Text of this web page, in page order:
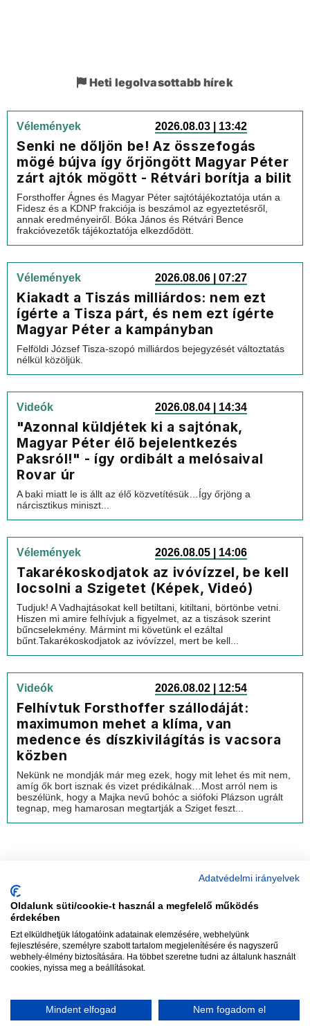
Heti legolvasottabb hírek
Vélemények 2026.08.03 | 13:42
Senki ne dőljön be! Az összefogás
mögé bújva így őrjöngött Magyar Péter
zárt ajtók mögött - Rétvári borítja a bilit
Forsthoffer Ágnes és Magyar Péter sajtótájékoztatója után a
Fidesz és a KDNP frakciója is beszámol az egyeztetésről,
annak eredményeiről. Bóka János és Rétvári Bence
frakcióvezetők tájékoztatója elkezdődött.
Vélemények 2026.08.06 | 07:27
Kiakadt a Tiszás milliárdos: nem ezt
ígérte a Tisza párt, és nem ezt ígérte
Magyar Péter a kampányban
Felföldi József Tisza-szopó milliárdos bejegyzését változtatás
nélkül közöljük.
Videók 2026.08.04 | 14:34
"Azonnal küldjétek ki a sajtónak,
Magyar Péter élő bejelentkezés
Paksról!" - így ordibált a melósaival
Rovar úr
A baki miatt le is állt az élő közvetítésük…Így őrjöng a
nárcisztikus miniszt...
Vélemények 2026.08.05 | 14:06
Takarékoskodjatok az ivóvízzel, be kell
locsolni a Szigetet (Képek, Videó)
Tudjuk! A Vadhajtásokat kell betiltani, kitiltani, börtönbe vetni.
Hiszen mi amire felhívjuk a figyelmet, az a tiszások szerint
bűncselekmény. Mármint mi követünk el ezáltal
bűnt.Takarékoskodjatok az ivóvízzel, mert be kell...
Videók 2026.08.02 | 12:54
Felhívtuk Forsthoffer szállodáját:
maximumon mehet a klíma, van
medence és díszkivilágítás is vacsora
közben
Nekünk ne mondják már meg ezek, hogy mit lehet és mit nem,
amíg ők bort isznak és vizet prédikálnak…Most arról nem is
beszélünk, hogy a Majka nevű bohóc a siófoki Plázson ugrált
tegnap, meg hamarosan megtartják a Sziget feszt...
Szerkesztőség:szerk@vadhajtasok.hu
Modi:moderator@vadhajtasok.hu
AdatvédelemImpresszumSzerzői jogok
Adatvédelmi irányelvek
Oldalunk süti/cookie-t használ a megfelelő működés
érdekében
Ezt elküldhetjük látogatóink adatainak elemzésére, webhelyünk
fejlesztésére, személyre szabott tartalom megjelenítésére és nagyszerű
webhely-élmény biztosítására. Ha többet szeretne tudni az általunk használt
cookies, nyissa meg a beállításokat.
Mindent elfogad Nem fogadom el